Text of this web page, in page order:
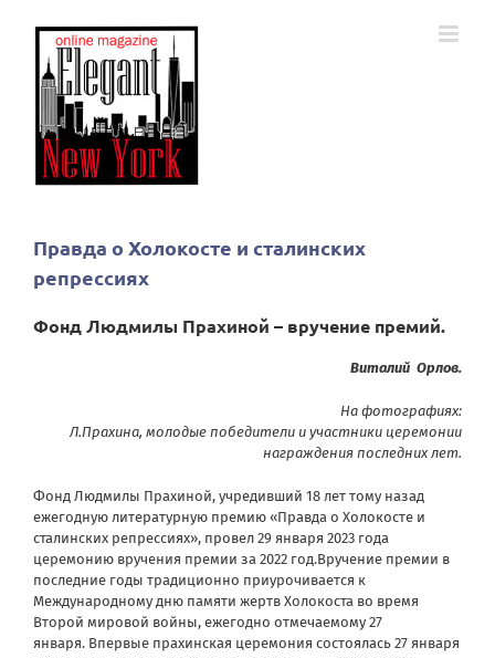
Правда о Холокосте и сталинских
репрессиях
Фонд Людмилы Прахиной – вручение премий.
Виталий Орлов.
На фотографиях:
Л.Прахина, молодые победители и участники церемонии
награждения последних лет.
Фонд Людмилы Прахиной, учредивший 18 лет тому назад
ежегодную литературную премию «Правда о Холокосте и
сталинских репрессиях», провел 29 января 2023 года
церемонию вручения премии за 2022 год.Вручение премии в
последние годы традиционно приурочивается к
Международному дню памяти жертв Холокоста во время
Второй мировой войны, ежегодно отмечаемому 27
января. Впервые прахинская церемония состоялась 27 января